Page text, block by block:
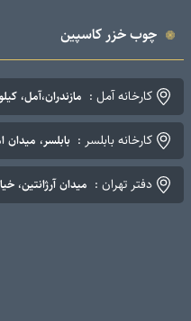
چوب خزر کاسپین
کارخانه آمل : مازندران،آمل، کیلومتر ۷ جاده چمستان. تلفن:
کارخانه بابلسر : بابلسر، میدان
دفتر تهران : میدان آرژانتین، خیابان